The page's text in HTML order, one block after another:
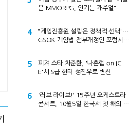
은 MMORPG, 인기는 캐주얼"
4
"게임진흥원 설립은 정책적 선택"…
GSOK 게임법 전부개정안 포럼서
5
피겨 스타 차준환, '나혼렙 on IC
E'서 S급 헌터 성진우로 변신
6
'러브 라이브!' 15주년 오케스트라
콘서트, 10월5일 한국서 첫 해외 공